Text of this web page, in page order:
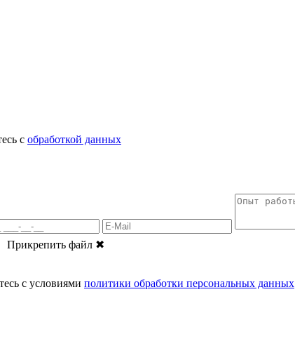
с обработкой данных
Прикрепить файл ✖
с условиями политики обработки персональных данных